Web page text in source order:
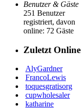
Benutzer & Gäste
251 Benutzer
registriert, davon
online: 72 Gäste
Zuletzt Online
AlyGardner
FrancoLewis
toquesgratisorg
cupwholesaler
katharine